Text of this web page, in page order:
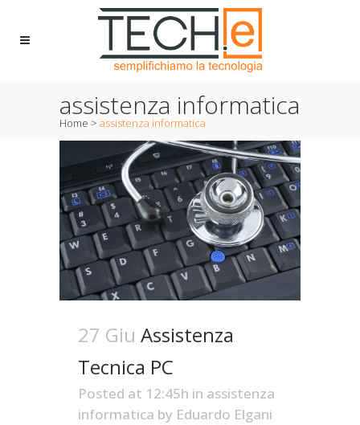
assistenza informatica
Home > assistenza informatica
27 Giu Assistenza
Tecnica PC
Posted at 12:45h in assistenza
informatica by Eduardo Elgani